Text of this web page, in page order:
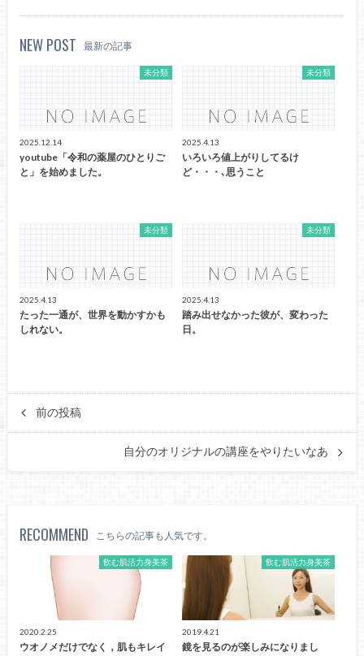
NEW POST 最新の記事
未分類
2025.12.14
youtube「令和の薬屋のひとりご
と」を始めました。
未分類
2025.4.13
いろいろ値上がりしてるけ
ど・・・､思うこと
未分類
2025.4.13
たった一通が、世界を動かすかも
しれない。
未分類
2025.4.13
踏み出せなかった彼が、変わった
日。
前の投稿
自分のオリジナルの講座をやりたいなあ
RECOMMEND こちらの記事も人気です。
飲む肌活力身美茶
2020.2.25
ウオノメだけでなく，肌もキレイ
飲む肌活力身美茶
2019.4.21
鏡を見るのが楽しみになりまし